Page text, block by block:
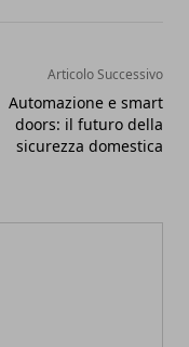
Articolo Successivo
Automazione e smart
doors: il futuro della
sicurezza domestica